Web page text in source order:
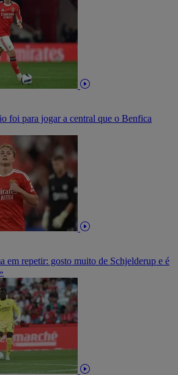
foi para jogar a central que o Benfica
em repetir: gosto muito de Schjelderup e é